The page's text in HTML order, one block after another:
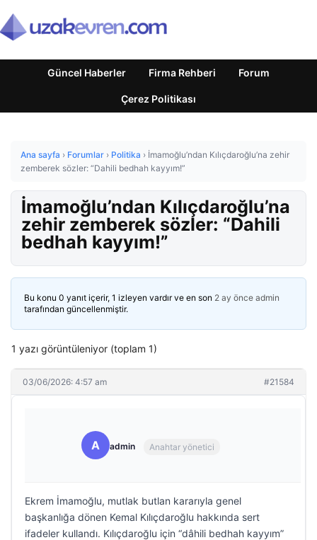
Güncel Haberler Firma Rehberi Forum
Çerez Politikası
Ana sayfa › Forumlar › Politika › İmamoğlu’ndan Kılıçdaroğlu’na zehir
zemberek sözler: “Dahili bedhah kayyım!”
İmamoğlu’ndan Kılıçdaroğlu’na
zehir zemberek sözler: “Dahili
bedhah kayyım!”
Bu konu 0 yanıt içerir, 1 izleyen vardır ve en son 2 ay önce admin
tarafından güncellenmiştir.
1 yazı görüntüleniyor (toplam 1)
03/06/2026: 4:57 am #21584
A admin Anahtar yönetici
Ekrem İmamoğlu, mutlak butlan kararıyla genel
başkanlığa dönen Kemal Kılıçdaroğlu hakkında sert
ifadeler kullandı. Kılıçdaroğlu için “dâhili bedhah kayyım”